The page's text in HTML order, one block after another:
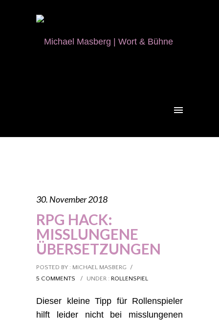
30. November 2018
RPG HACK:
MISSLUNGENE
ÜBERSETZUNGEN
POSTED BY : MICHAEL MASBERG
/
5 COMMENTS
/ UNDER : ROLLENSPIEL
Dieser kleine Tipp für Rollenspieler
hilft leider nicht bei misslungenen